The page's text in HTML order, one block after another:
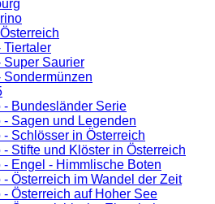
Tiertaler
Super Saurier
Sondermünzen
- Bundesländer Serie
- Sagen und Legenden
- Schlösser in Österreich
- Stifte und Klöster in Österreich
- Engel - Himmlische Boten
- Österreich im Wandel der Zeit
- Österreich auf Hoher See